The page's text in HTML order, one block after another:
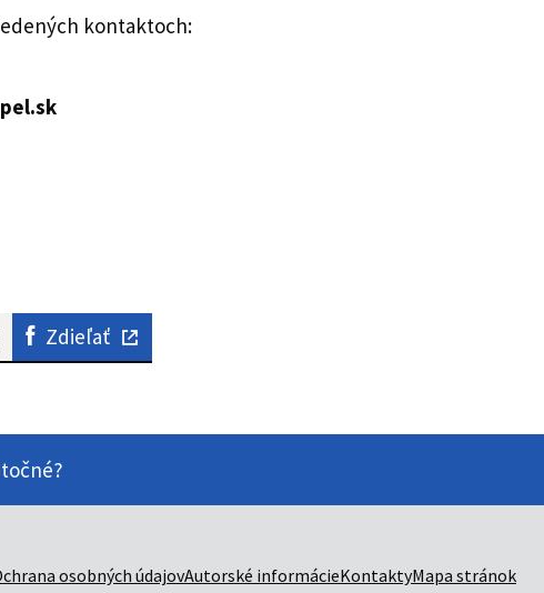
kontaktoch:
Zdieľať
osobných údajovAutorské informácieKontaktyMapa stránok